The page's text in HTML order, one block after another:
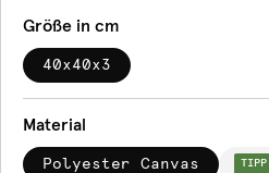
Größe in cm
40x40x3
Material
Polyester Canvas TIPP